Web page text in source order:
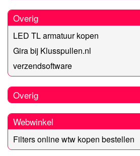
Overig
LED TL armatuur kopen
Gira bij Klusspullen.nl
verzendsoftware
Overig
Webwinkel
Filters online wtw kopen bestellen